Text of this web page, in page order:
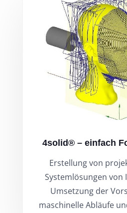
4solid® – einfach
Erstellung von
Systemlösungen von
Umsetzung der
maschinelle Abläufe